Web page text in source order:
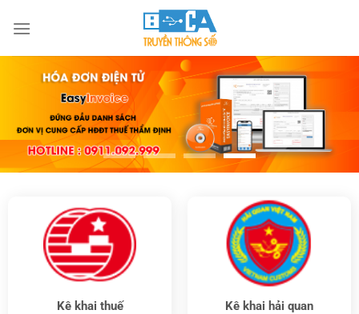
đến
Kê khai thuế Kê khai hải quan